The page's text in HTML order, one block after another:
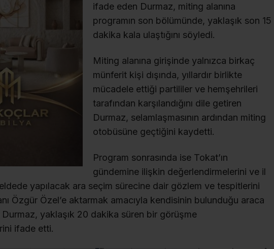
ifade eden Durmaz, miting alanına
programın son bölümünde, yaklaşık son 15
dakika kala ulaştığını söyledi.
Miting alanına girişinde yalnızca birkaç
münferit kişi dışında, yıllardır birlikte
mücadele ettiği partililer ve hemşehrileri
tarafından karşılandığını dile getiren
Durmaz, selamlaşmasının ardından miting
otobüsüne geçtiğini kaydetti.
Program sonrasında ise Tokat’ın
gündemine ilişkin değerlendirmelerini ve il
yapılacak ara seçim sürecine dair gözlem ve tespitlerini
Özgür Özel’e aktarmak amacıyla kendisinin bulunduğu araca
yaklaşık 20 dakika süren bir görüşme
ifade etti.